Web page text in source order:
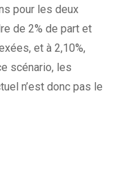
pour les deux
de 2% de part et
et à 2,10%,
scénario, les
n’est donc pas le